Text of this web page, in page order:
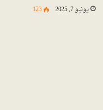
يونيو 7, 2025 123